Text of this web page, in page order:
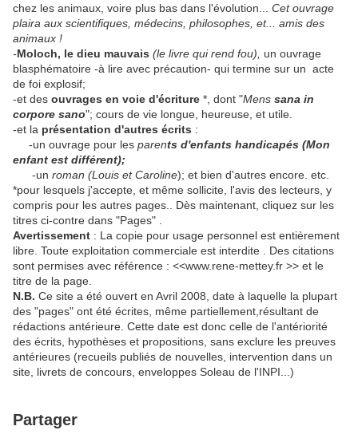
chez les animaux, voire plus bas dans l'évolution... Cet ouvrage
plaira aux scientifiques, médecins, philosophes, et... amis des
animaux !
-Moloch, le dieu mauvais (le livre qui rend fou), un ouvrage
blasphématoire -à lire avec précaution- qui termine sur un acte
de foi explosif;
-et des ouvrages en voie d'écriture *, dont "Mens sana in
corpore sano"; cours de vie longue, heureuse, et utile.
-et la présentation d'autres écrits :
-un ouvrage pour les parents d'enfants handicapés (Mon
enfant est différent);
-un roman (Louis et Caroline); et bien d'autres encore. etc.
*pour lesquels j'accepte, et même sollicite, l'avis des lecteurs, y
compris pour les autres pages.. Dès maintenant, cliquez sur les
titres ci-contre dans "Pages" .
Avertissement : La copie pour usage personnel est entièrement
libre. Toute exploitation commerciale est interdite . Des citations
sont permises avec référence : <<www.rene-mettey.fr >> et le
titre de la page.
N.B. Ce site a été ouvert en Avril 2008, date à laquelle la plupart
des "pages" ont été écrites, même partiellement,résultant de
rédactions antérieure. Cette date est donc celle de l'antériorité
des écrits, hypothèses et propositions, sans exclure les preuves
antérieures (recueils publiés de nouvelles, intervention dans un
site, livrets de concours, enveloppes Soleau de l'INPI...)
Partager